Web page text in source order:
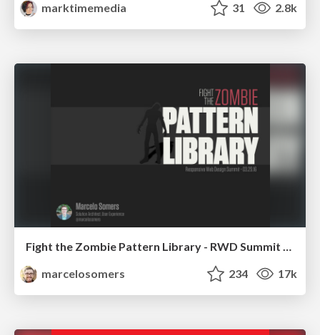
marktimemedia
31 2.8k
Fight the Zombie Pattern Library - RWD Summit 2016
marcelosomers
234 17k